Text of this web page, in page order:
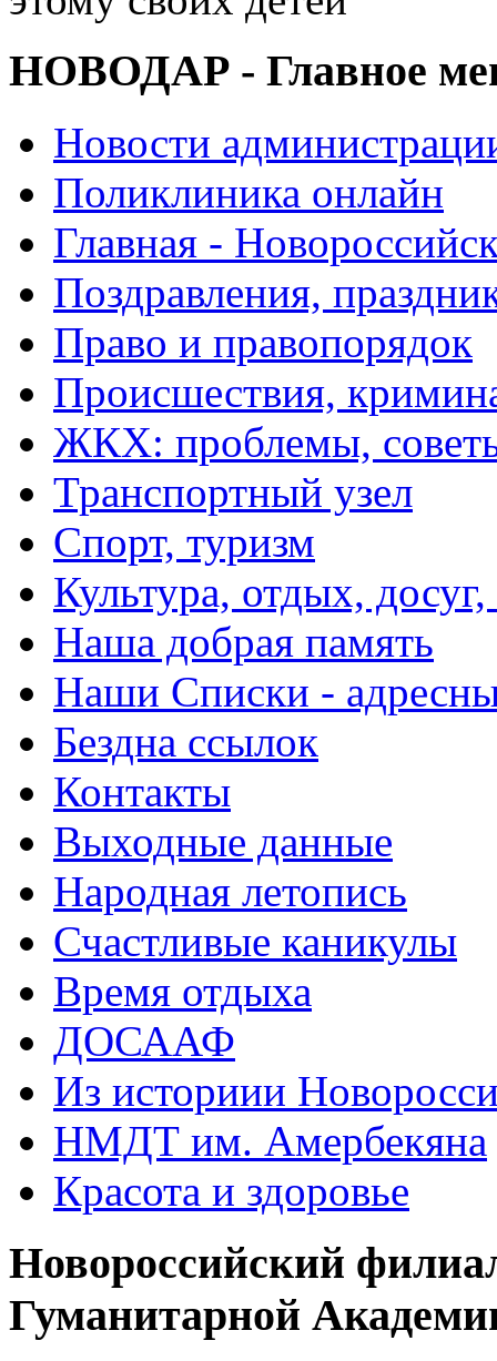
НОВОДАР - Главное
Новости
Поликлиника онлайн
Главная -
Поздравления,
Право и правопорядок
Происшествия,
ЖКХ: проблемы,
Транспортный узел
Спорт, туризм
Культура, отдых,
Наша добрая память
Наши Списки -
Бездна ссылок
Контакты
Выходные данные
Народная летопись
Счастливые каникулы
Время отдыха
ДОСААФ
Из историии
НМДТ им. Амербекяна
Красота и здоровье
Новороссийский
Гуманитарной